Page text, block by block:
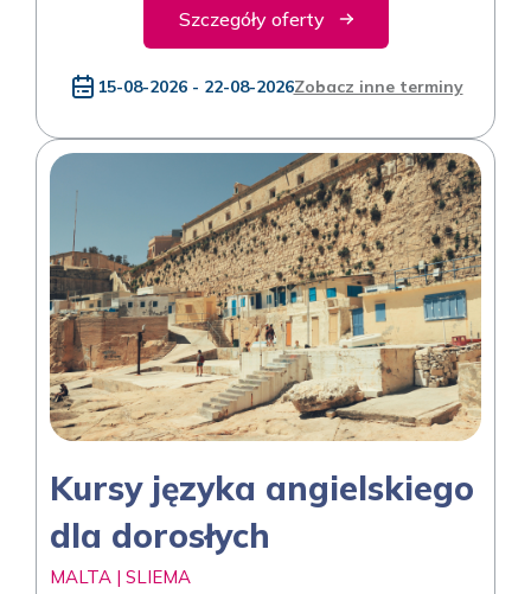
Szczegóły oferty
15-08-2026 - 22-08-2026Zobacz inne terminy
Kursy języka angielskiego
dla dorosłych
MALTA | SLIEMA